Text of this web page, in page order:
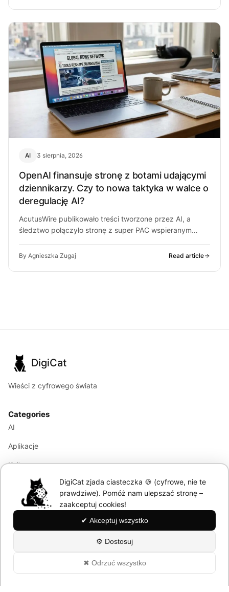
AI 3 sierpnia, 2026
OpenAI finansuje stronę z botami udającymi
dziennikarzy. Czy to nowa taktyka w walce o
deregulację AI?
AcutusWire publikowało treści tworzone przez AI, a
śledztwo połączyło stronę z super PAC wspieranym
By Agnieszka Zugaj Read article
DigiCat
Wieści z cyfrowego świata
Categories
AI
Aplikacje
Kultura
Marketing
Modele językowe
About
Polityka Prywatności
DigiCat zjada ciasteczka 🍪 (cyfrowe, nie te
prawdziwe). Pomóż nam ulepszać stronę –
zaakceptuj cookies!
✔ Akceptuj wszystko
⚙ Dostosuj
✖ Odrzuć wszystko